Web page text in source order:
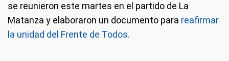
se reunieron este martes en el partido de La
Matanza y elaboraron un documento para reafirmar
la unidad del Frente de Todos.